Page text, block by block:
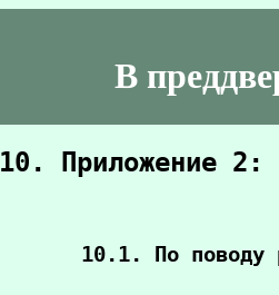
В
10. Приложение 2:
10.1. По поводу